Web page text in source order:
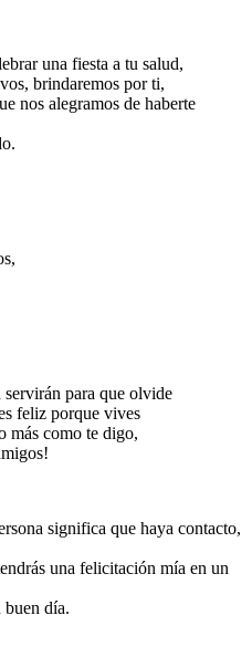
una fiesta a tu salud,
brindaremos por ti,
nos alegramos de haberte
para que olvide
feliz porque vives
más como te digo,
significa que haya contacto,
una felicitación mía en un
buen día.